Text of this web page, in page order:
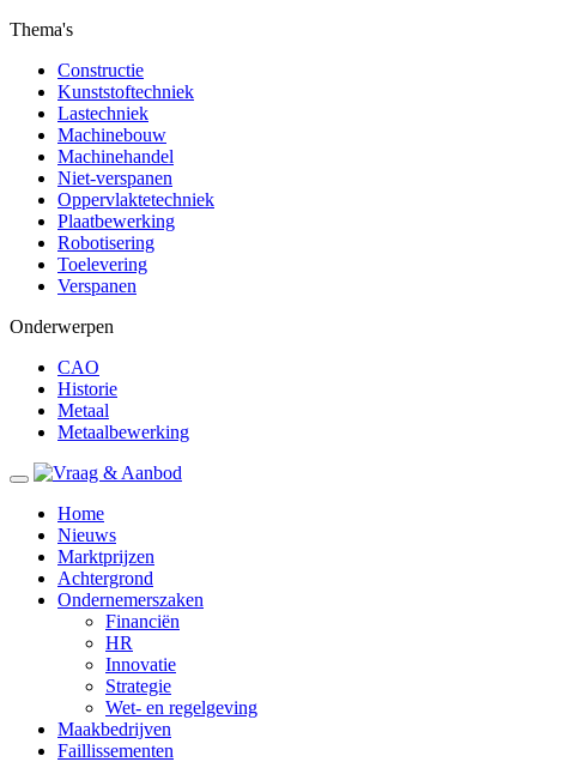
Thema's
Constructie
Kunststoftechniek
Lastechniek
Machinebouw
Machinehandel
Niet-verspanen
Oppervlaktetechniek
Plaatbewerking
Robotisering
Toelevering
Verspanen
Onderwerpen
CAO
Historie
Metaal
Metaalbewerking
Home
Nieuws
Marktprijzen
Achtergrond
Ondernemerszaken
Financiën
HR
Innovatie
Strategie
Wet- en regelgeving
Maakbedrijven
Faillissementen